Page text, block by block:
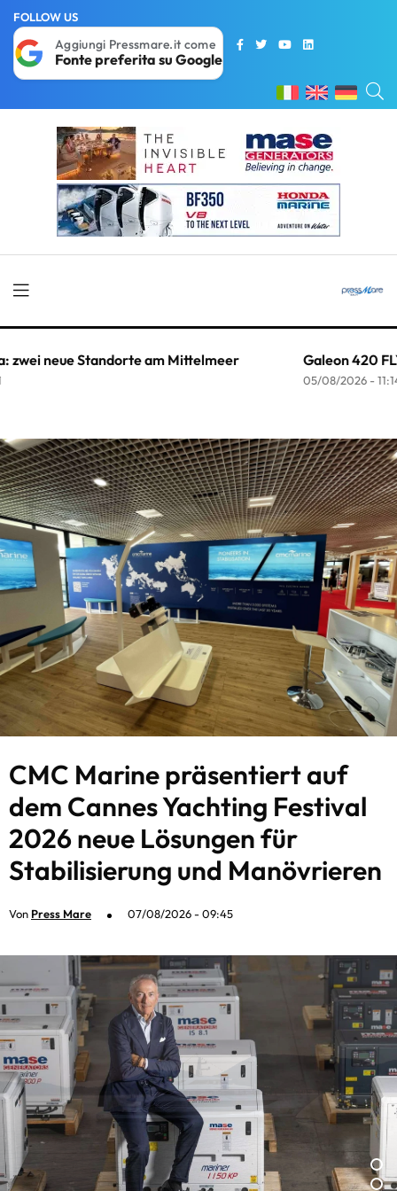
FOLLOW US
Aggiungi Pressmare.it come
Fonte preferita su Google
Galeon 420 FLY: neue Flybridge auf Basis des 400 FLY
CMC Marine präsentiert auf
dem Cannes Yachting Festival
2026 neue Lösungen für
Stabilisierung und Manövrieren
Von Press Mare 07/08/2026 - 09:45